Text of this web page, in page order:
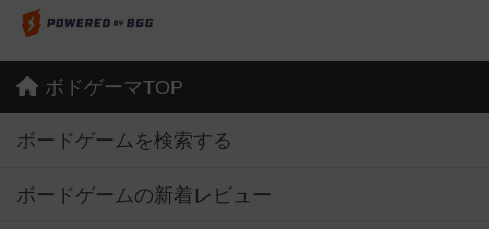
ボドゲーマTOP
ボードゲームを検索する
ボードゲームの新着レビュー